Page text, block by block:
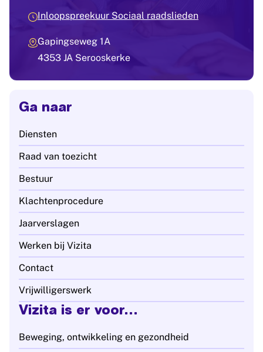
Inloopspreekuur Sociaal raadslieden
Gapingseweg 1A
4353 JA Serooskerke
Ga naar
Diensten
Raad van toezicht
Bestuur
Klachtenprocedure
Jaarverslagen
Werken bij Vizita
Contact
Vrijwilligerswerk
Vizita is er voor...
Beweging, ontwikkeling en gezondheid